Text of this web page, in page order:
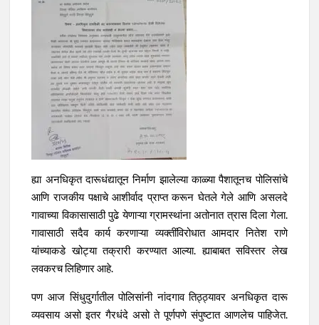
ह्या अनधिकृत दारूधंद्यातून निर्माण झालेल्या काळ्या पैशातूनच पोलिसांचे
आणि राजकीय पक्षाचे आशीर्वाद प्राप्त करून घेतले गेले आणि असलदे
गावाच्या विकासासाठी पुढे येणाऱ्या ग्रामस्थांना अतोनात त्रास दिला गेला.
गावासाठी सदैव कार्य करणाऱ्या व्यक्तींविरोधात आमदार नितेश राणे
यांच्याकडे खोट्या तक्रारी करण्यात आल्या. ह्याबाबत सविस्तर लेख
लवकरच लिहिणार आहे.
पण आज सिंधुदुर्गातील पोलिसांनी नांदगाव तिठ्ठ्यावर अनधिकृत दारू
व्यवसाय असो इतर गैरधंदे असो ते पूर्णपणे संपुष्टात आणलेच पाहिजेत.